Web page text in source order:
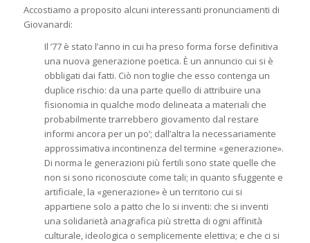
Accostiamo a proposito alcuni interessanti pronunciamenti di
Giovanardi:
Il ’77 è stato l’anno in cui ha preso forma forse definitiva
una nuova generazione poetica. È un annuncio cui si è
obbligati dai fatti. Ciò non toglie che esso contenga un
duplice rischio: da una parte quello di attribuire una
fisionomia in qualche modo delineata a materiali che
probabilmente trarrebbero giovamento dal restare
informi ancora per un po’; dall’altra la necessariamente
approssimativa incontinenza del termine «generazione».
Di norma le generazioni più fertili sono state quelle che
non si sono riconosciute come tali; in quanto sfuggente e
artificiale, la «generazione» è un territorio cui si
appartiene solo a patto che lo si inventi: che si inventi
una solidarietà anagrafica più stretta di ogni affinità
culturale, ideologica o semplicemente elettiva; e che ci si